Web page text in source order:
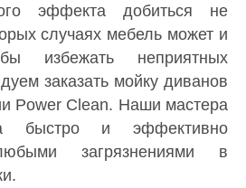
эффекта добиться не
случаях мебель может и
избежать неприятных
заказать мойку диванов
Power Clean. Наши мастера
быстро и эффективно
загрязнениями в